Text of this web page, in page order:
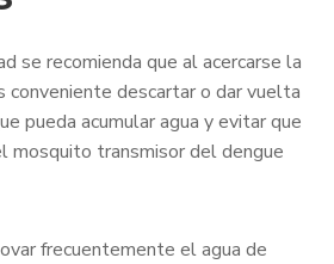
se recomienda que al acercarse la
conveniente descartar o dar vuelta
pueda acumular agua y evitar que
mosquito transmisor del dengue
frecuentemente el agua de